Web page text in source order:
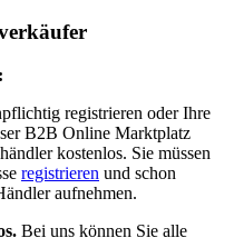
registrieren oder Ihre
B2B Online Marktplatz
kostenlos. Sie müssen
registrieren und schon
aufnehmen.
Bei uns können Sie alle